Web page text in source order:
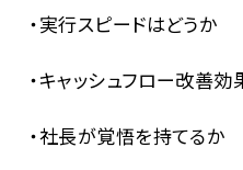
・実行スピードはどうか
・キャッシュフロー改善
・社長が覚悟を持てるか